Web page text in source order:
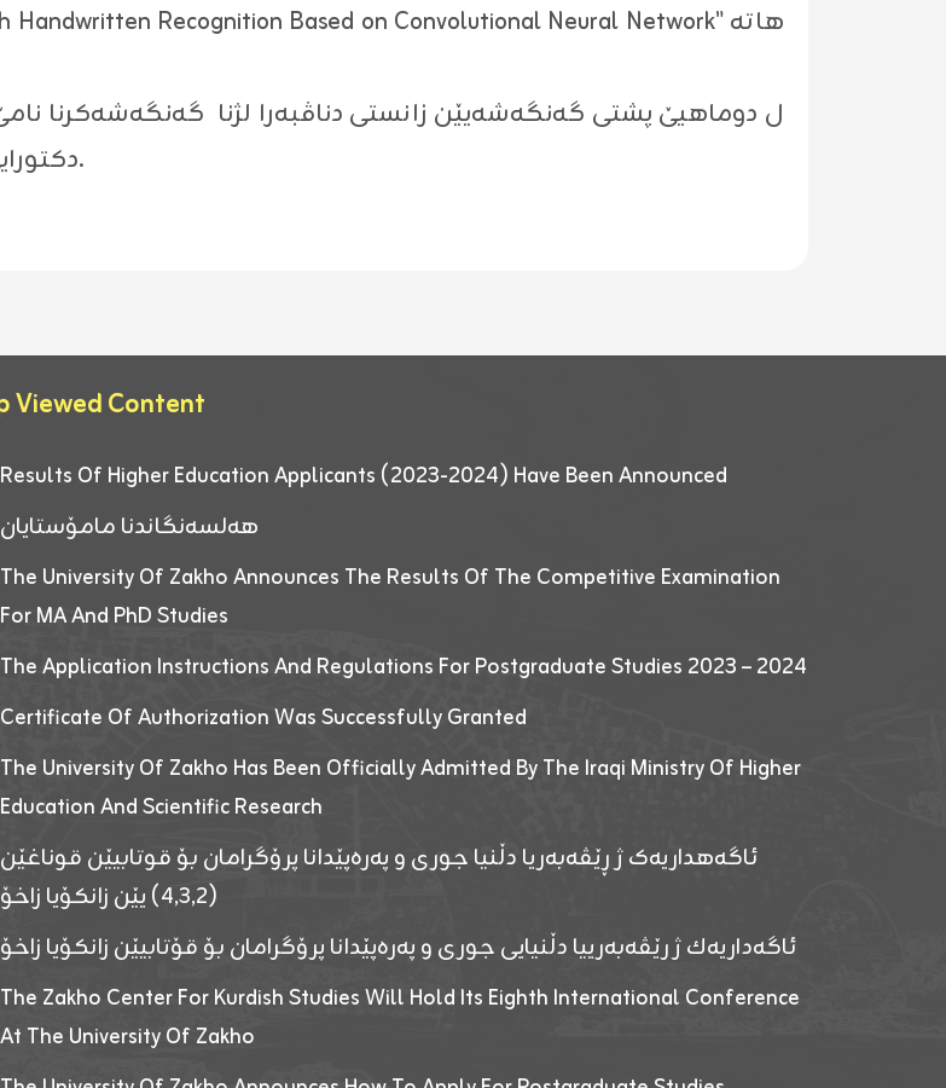
ل دوماهیێ پشتی گەنگەشەیێن زانستی دناڤبەرا لژنا گەنگەشەکرنا نامێ
دكتورايێ ل پشکا زانستێن کۆمپیوتەری بدەستڤەبینیت.
Viewed Content
Results Of Higher Education Applicants (2023-2024) Have Been Announced
هەلسەنگاندنا مامۆستایان
The University Of Zakho Announces The Results Of The Competitive Examination
For MA And PhD Studies
The Application Instructions And Regulations For Postgraduate Studies 2023 – 2024
Certificate Of Authorization Was Successfully Granted
The University Of Zakho Has Been Officially Admitted By The Iraqi Ministry Of Higher
Education And Scientific Research
ئاگەهداریەک ژ ڕێڤەبەریا دڵنیا جوری و پەرەپێدانا پرۆگرامان بۆ قوتابیێن قوناغێن
(٤٫٣٫٢) یێن زانکۆیا زاخۆ
ئاگەداریەك ژ رێڤەبەرییا دڵنیایی جوری و پەرەپێدانا پرۆگرامان بۆ قۆتابیێن زانکۆیا زاخۆ
The Zakho Center For Kurdish Studies Will Hold Its Eighth International Conference
At The University Of Zakho